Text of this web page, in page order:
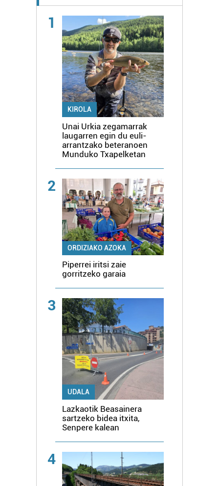
1
KIROLA
Unai Urkia zegamarrak
laugarren egin du euli-
arrantzako beteranoen
Munduko Txapelketan
2
ORDIZIAKO AZOKA
Piperrei iritsi zaie
gorritzeko garaia
3
UDALA
Lazkaotik Beasainera
sartzeko bidea itxita,
Senpere kalean
4